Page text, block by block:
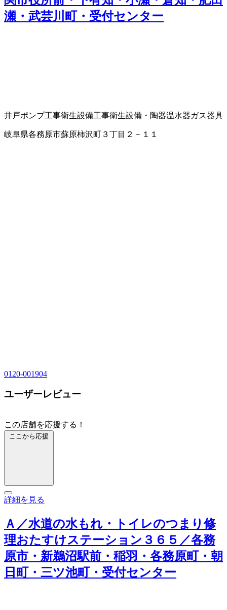
瀬・武芸川町・受付センター
井戸ポンプ工事衛生設備工事衛生設備・陶器温水器ガス器具
岐阜県各務原市蘇原柿沢町３丁目２－１１
0120-001904
ユーザーレビュー
この店舗を応援する！
ここから応援
詳細を見る
Ａ／水道の水もれ・トイレのつまり修
理おたすけステーション３６５／各務
原市・新鵜沼駅前・稲羽・各務原町・朝
日町・三ツ池町・受付センター